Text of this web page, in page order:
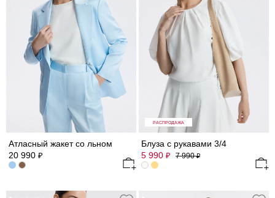
Атласный жакет со льном
20 990 ₽
РАСПРОДАЖА
Блуза с рукавами 3/4
5 990 ₽ 7 990₽